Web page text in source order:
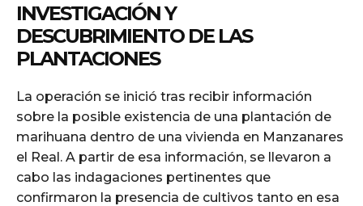
INVESTIGACIÓN Y
DESCUBRIMIENTO DE LAS
PLANTACIONES
La operación se inició tras recibir información
sobre la posible existencia de una plantación de
marihuana dentro de una vivienda en Manzanares
el Real. A partir de esa información, se llevaron a
cabo las indagaciones pertinentes que
confirmaron la presencia de cultivos tanto en esa